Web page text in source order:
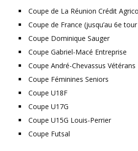
Coupe de La Réunion Crédit
Coupe de France (jusqu’au 6e
Coupe Dominique Sauger
Coupe Gabriel-Macé Entreprise
Coupe André-Chevassus Vétérans
Coupe Féminines Seniors
Coupe U18F
Coupe U17G
Coupe U15G Louis-Perrier
Coupe Futsal